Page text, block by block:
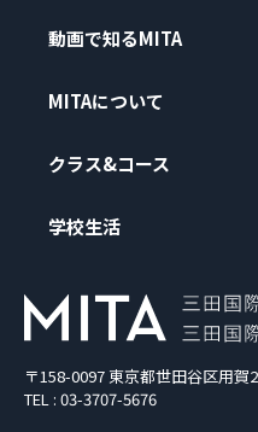
〒158-0097 東京都世田谷区用賀
TEL : 03-3707-5676
動画で知るMITA
MITAについて
クラス&コース
学校生活